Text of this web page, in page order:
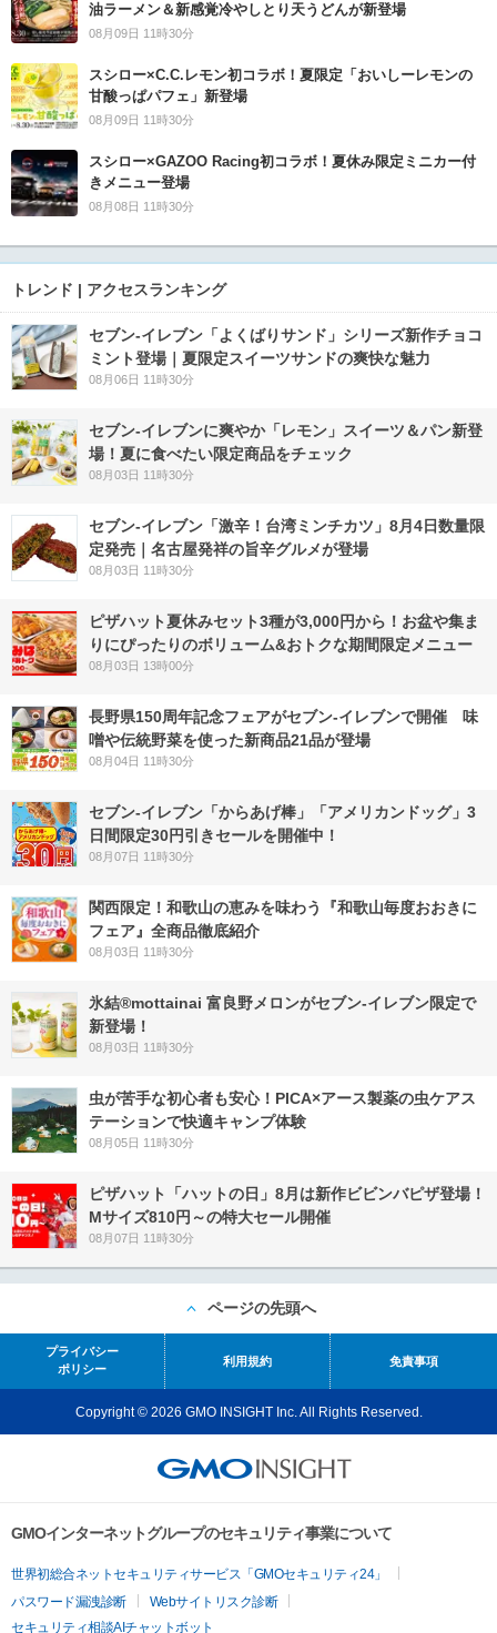
油ラーメン＆新感覚冷やしとり天うどんが新登場
08月09日 11時30分
スシロー×C.C.レモン初コラボ！夏限定「おいしーレモンの
甘酸っぱパフェ」新登場
08月09日 11時30分
スシロー×GAZOO Racing初コラボ！夏休み限定ミニカー付
きメニュー登場
08月08日 11時30分
トレンド | アクセスランキング
セブン‐イレブン「よくばりサンド」シリーズ新作チョコ
ミント登場｜夏限定スイーツサンドの爽快な魅力
08月06日 11時30分
セブン‐イレブンに爽やか「レモン」スイーツ＆パン新登
場！夏に食べたい限定商品をチェック
08月03日 11時30分
セブン-イレブン「激辛！台湾ミンチカツ」8月4日数量限
定発売｜名古屋発祥の旨辛グルメが登場
08月03日 11時30分
ピザハット夏休みセット3種が3,000円から！お盆や集ま
りにぴったりのボリューム&おトクな期間限定メニュー
08月03日 13時00分
長野県150周年記念フェアがセブン-イレブンで開催 味
噌や伝統野菜を使った新商品21品が登場
08月04日 11時30分
セブン‐イレブン「からあげ棒」「アメリカンドッグ」3
日間限定30円引きセールを開催中！
08月07日 11時30分
関西限定！和歌山の恵みを味わう『和歌山毎度おおきに
フェア』全商品徹底紹介
08月03日 11時30分
氷結®mottainai 富良野メロンがセブン‐イレブン限定で
新登場！
08月03日 11時30分
虫が苦手な初心者も安心！PICA×アース製薬の虫ケアス
テーションで快適キャンプ体験
08月05日 11時30分
ピザハット「ハットの日」8月は新作ビビンバピザ登場！
Mサイズ810円～の特大セール開催
08月07日 11時30分
ページの先頭へ
プライバシー
ポリシー
利用規約 免責事項
Copyright © 2026 GMO INSIGHT Inc. All Rights Reserved.
GMOインターネットグループのセキュリティ事業について
世界初総合ネットセキュリティサービス「GMOセキュリティ24」
パスワード漏洩診断
Webサイトリスク診断
セキュリティ相談AIチャットボット